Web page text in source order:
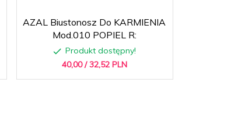
AZAL Biustonosz Do KARMIENIA
Mod.010 POPIEL R:
Produkt dostępny!
40,00 / 32,52 PLN